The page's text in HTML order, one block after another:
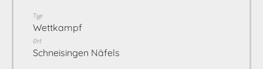
Typ
Wettkampf
Ort
Schneisingen Näfels